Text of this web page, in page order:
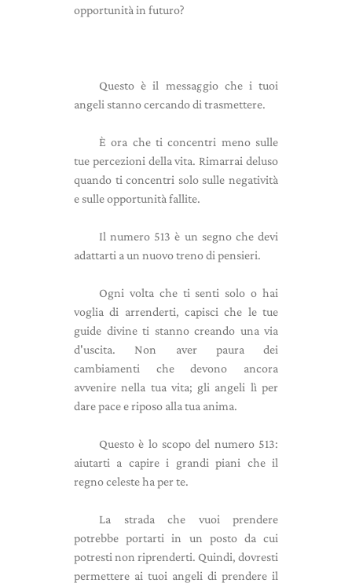
opportunità in futuro?
Questo è il messaggio che i tuoi
angeli stanno cercando di trasmettere.
È ora che ti concentri meno sulle
tue percezioni della vita. Rimarrai deluso
quando ti concentri solo sulle negatività
e sulle opportunità fallite.
Il numero 513 è un segno che devi
adattarti a un nuovo treno di pensieri.
Ogni volta che ti senti solo o hai
voglia di arrenderti, capisci che le tue
guide divine ti stanno creando una via
d'uscita. Non aver paura dei
cambiamenti che devono ancora
avvenire nella tua vita; gli angeli lì per
dare pace e riposo alla tua anima.
Questo è lo scopo del numero 513:
aiutarti a capire i grandi piani che il
regno celeste ha per te.
La strada che vuoi prendere
potrebbe portarti in un posto da cui
potresti non riprenderti. Quindi, dovresti
permettere ai tuoi angeli di prendere il